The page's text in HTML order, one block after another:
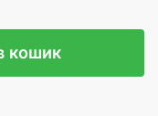
кошик